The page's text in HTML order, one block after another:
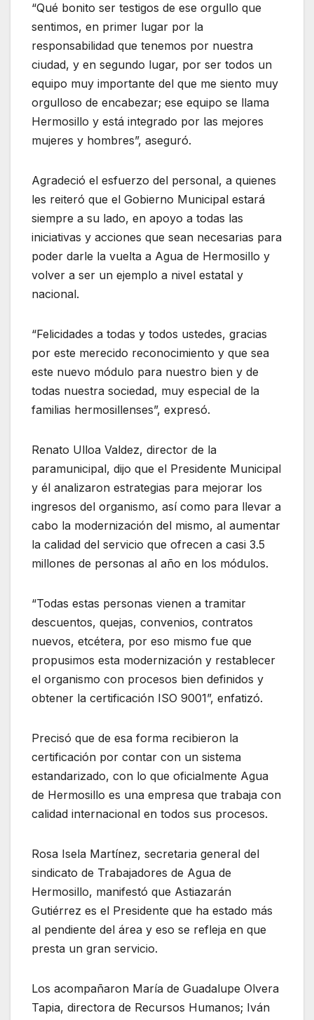
“Qué bonito ser testigos de ese orgullo que
sentimos, en primer lugar por la
responsabilidad que tenemos por nuestra
ciudad, y en segundo lugar, por ser todos un
equipo muy importante del que me siento muy
orgulloso de encabezar; ese equipo se llama
Hermosillo y está integrado por las mejores
mujeres y hombres”, aseguró.
Agradeció el esfuerzo del personal, a quienes
les reiteró que el Gobierno Municipal estará
siempre a su lado, en apoyo a todas las
iniciativas y acciones que sean necesarias para
poder darle la vuelta a Agua de Hermosillo y
volver a ser un ejemplo a nivel estatal y
nacional.
“Felicidades a todas y todos ustedes, gracias
por este merecido reconocimiento y que sea
este nuevo módulo para nuestro bien y de
todas nuestra sociedad, muy especial de la
familias hermosillenses”, expresó.
Renato Ulloa Valdez, director de la
paramunicipal, dijo que el Presidente Municipal
y él analizaron estrategias para mejorar los
ingresos del organismo, así como para llevar a
cabo la modernización del mismo, al aumentar
la calidad del servicio que ofrecen a casi 3.5
millones de personas al año en los módulos.
“Todas estas personas vienen a tramitar
descuentos, quejas, convenios, contratos
nuevos, etcétera, por eso mismo fue que
propusimos esta modernización y restablecer
el organismo con procesos bien definidos y
obtener la certificación ISO 9001”, enfatizó.
Precisó que de esa forma recibieron la
certificación por contar con un sistema
estandarizado, con lo que oficialmente Agua
de Hermosillo es una empresa que trabaja con
calidad internacional en todos sus procesos.
Rosa Isela Martínez, secretaria general del
sindicato de Trabajadores de Agua de
Hermosillo, manifestó que Astiazarán
Gutiérrez es el Presidente que ha estado más
al pendiente del área y eso se refleja en que
presta un gran servicio.
Los acompañaron María de Guadalupe Olvera
Tapia, directora de Recursos Humanos; Iván